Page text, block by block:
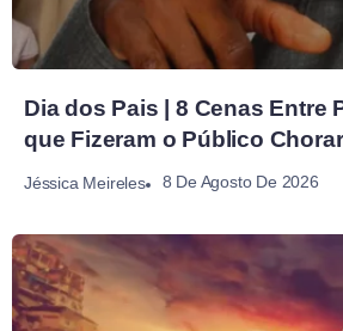
Dia dos Pais | 8 Cenas Entre
que Fizeram o Público Chorar
Jéssica Meireles 8 De Agosto De 2026